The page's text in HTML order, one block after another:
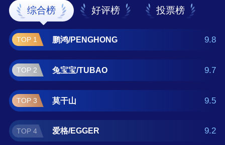
桦木十大品牌排行榜，前十名分别是鹏
鸿/PENGHONG、兔宝宝/TUBAO、莫干山、爱
格/EGGER、伟业牌板材、大亚人造板、福
庆、万华禾香板/Wanhua、千年舟/TREEZO、
露水河/DEWRIVER 。如果您正在查找枫桦木
什么牌子好？那么本枫桦木十大品牌榜单可供
您作为选购参考，我们致力于用最真实的数据
提供枫桦木品牌推荐，让您选得放心。(榜单每
月更新一次)
综合榜 好评榜 投票榜
TOP 1 鹏鸿/PENGHONG 9.8
TOP 2 兔宝宝/TUBAO 9.7
TOP 3 莫干山 9.5
TOP 4 爱格/EGGER 9.2